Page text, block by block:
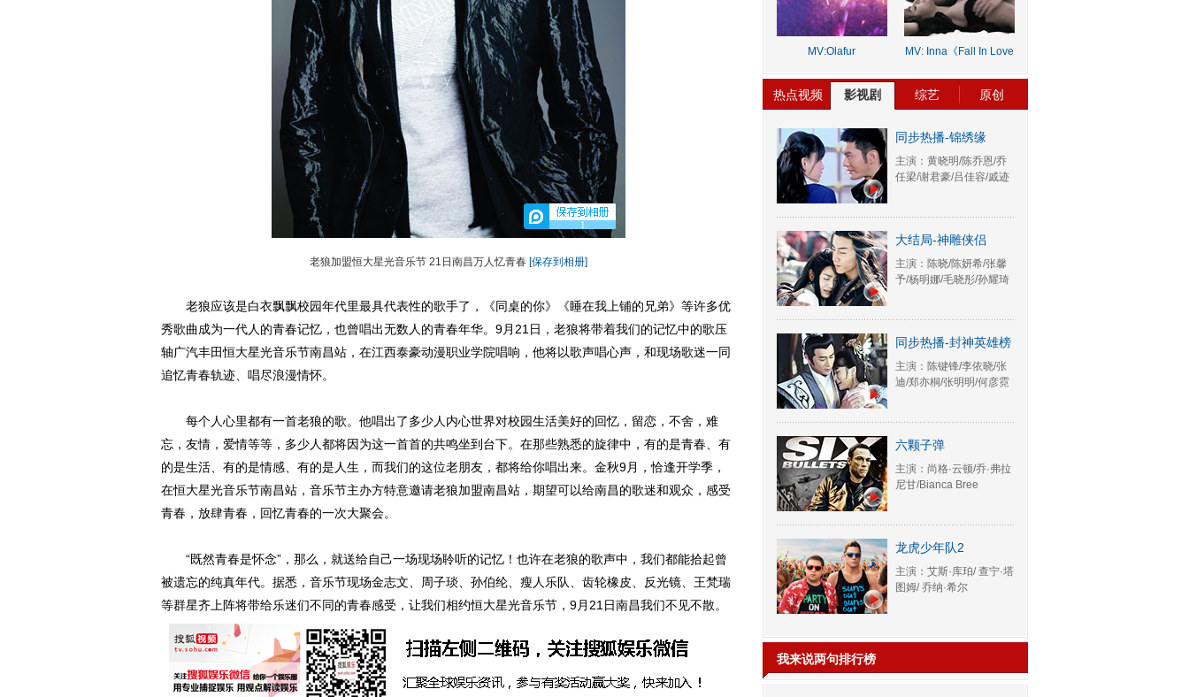
1
老狼加盟恒大星光音乐节 21日南昌万人忆青春 [保存到相册]
老狼应该是白衣飘飘校园年代里最具代表性的歌手了，《同桌的你》《睡在我上铺的兄弟》等许多优
秀歌曲成为一代人的青春记忆，也曾唱出无数人的青春年华。9月21日，老狼将带着我们的记忆中的歌压
轴广汽丰田恒大星光音乐节南昌站，在江西泰豪动漫职业学院唱响，他将以歌声唱心声，和现场歌迷一同
追忆青春轨迹、唱尽浪漫情怀。
每个人心里都有一首老狼的歌。他唱出了多少人内心世界对校园生活美好的回忆，留恋，不舍，难
忘，友情，爱情等等，多少人都将因为这一首首的共鸣坐到台下。在那些熟悉的旋律中，有的是青春、有
的是生活、有的是情感、有的是人生，而我们的这位老朋友，都将给你唱出来。金秋9月，恰逢开学季，
在恒大星光音乐节南昌站，音乐节主办方特意邀请老狼加盟南昌站，期望可以给南昌的歌迷和观众，感受
青春，放肆青春，回忆青春的一次大聚会。
“既然青春是怀念”，那么，就送给自己一场现场聆听的记忆！也许在老狼的歌声中，我们都能拾起曾
被遗忘的纯真年代。据悉，音乐节现场金志文、周子琰、孙伯纶、瘦人乐队、齿轮橡皮、反光镜、王梵瑞
等群星齐上阵将带给乐迷们不同的青春感受，让我们相约恒大星光音乐节，9月21日南昌我们不见不散。
MV:Olafur
MV: Inna《Fall In Love
热点视频 影视剧 综艺 原创
同步热播-锦绣缘
主演：黄晓明/陈乔恩/乔
任梁/谢君豪/吕佳容/戚迹
大结局-神雕侠侣
主演：陈晓/陈妍希/张馨
予/杨明娜/毛晓彤/孙耀琦
同步热播-封神英雄榜
主演：陈键锋/李依晓/张
迪/郑亦桐/张明明/何彦霓
六颗子弹
主演：尚格·云顿/乔·弗拉
尼甘/Bianca Bree
龙虎少年队2
主演：艾斯·库珀/ 查宁·塔
图姆/ 乔纳·希尔
我来说两句排行榜